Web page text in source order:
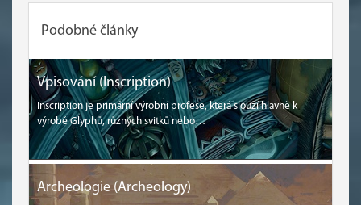
Podobné články
Vpisování (Inscription)
Inscription je primární výrobní profese, která slouží hlavně k
výrobě Glyphů, různých svitků nebo…
Archeologie (Archeology)